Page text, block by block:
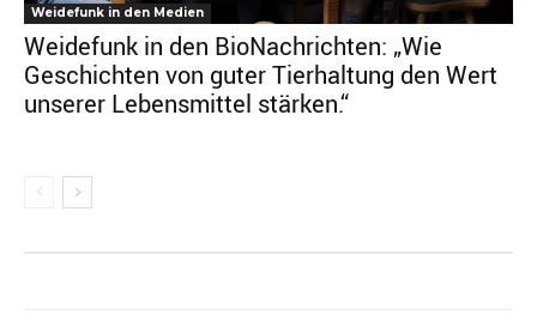
Weidefunk in den Medien
Weidefunk in den BioNachrichten: „Wie
Geschichten von guter Tierhaltung den Wert
unserer Lebensmittel stärken.“